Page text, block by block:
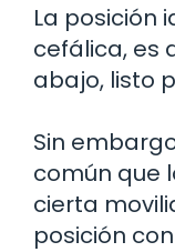
La posición
cefálica, es
abajo, listo
Sin
común que
cierta
posición